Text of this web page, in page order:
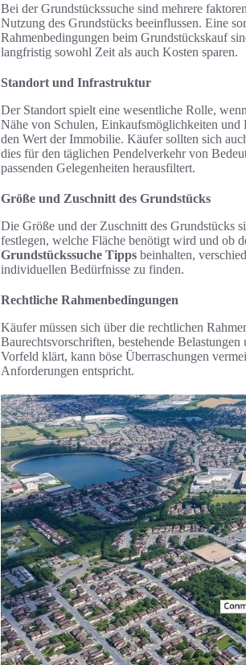
Bei der Grundstückssuche sind mehrere
Nutzung des Grundstücks beeinflussen. Eine
Rahmenbedingungen beim Grundstückskauf
langfristig sowohl Zeit als auch Kosten sparen.
Standort und Infrastruktur
Der Standort spielt eine wesentliche Rolle,
Nähe von Schulen, Einkaufsmöglichkeiten und
den Wert der Immobilie. Käufer sollten sich
dies für den täglichen Pendelverkehr von
passenden Gelegenheiten herausfiltert.
Größe und Zuschnitt des Grundstücks
Die Größe und der Zuschnitt des Grundstücks
festlegen, welche Fläche benötigt wird und ob
Grundstückssuche Tipps beinhalten,
individuellen Bedürfnisse zu finden.
Rechtliche Rahmenbedingungen
Käufer müssen sich über die rechtlichen
Baurechtsvorschriften, bestehende
Vorfeld klärt, kann böse Überraschungen
Anforderungen entspricht.